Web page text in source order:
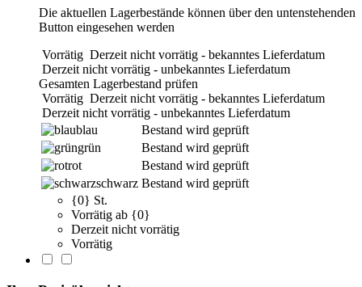
Die aktuellen Lagerbestände können über den untenstehenden
Button eingesehen werden
Vorrätig Derzeit nicht vorrätig - bekanntes Lieferdatum
Derzeit nicht vorrätig - unbekanntes Lieferdatum
Gesamten Lagerbestand prüfen
Vorrätig Derzeit nicht vorrätig - bekanntes Lieferdatum
Derzeit nicht vorrätig - unbekanntes Lieferdatum
blau
Bestand wird geprüft
grün
Bestand wird geprüft
rot
Bestand wird geprüft
schwarz Bestand wird geprüft
{0} St.
Vorrätig ab {0}
Derzeit nicht vorrätig
Vorrätig